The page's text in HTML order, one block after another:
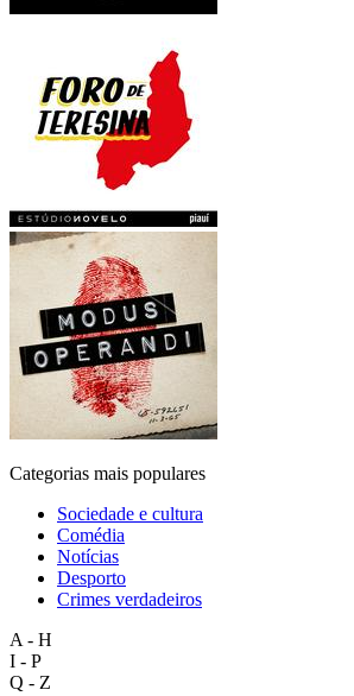
Categorias mais populares
Sociedade e cultura
Comédia
Notícias
Desporto
Crimes verdadeiros
A - H
I - P
Q - Z